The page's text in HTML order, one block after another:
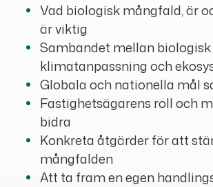
Vad biologisk mångfald, är
är viktig
Sambandet mellan
klimatanpassning och
Globala och nationella mål
Fastighetsägarens roll och
bidra
Konkreta åtgärder för att
mångfalden
Att ta fram en egen